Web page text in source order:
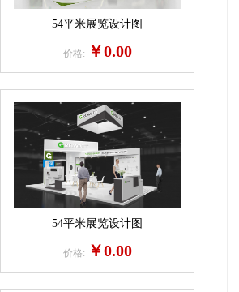
54平米展览设计图
价格: ￥0.00
54平米展览设计图
价格: ￥0.00